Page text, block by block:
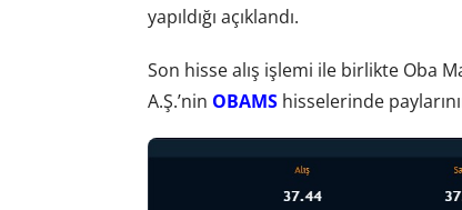
yapıldığı açıklandı.
Son hisse alış işlemi ile birlikte Oba
A.Ş.’nin OBAMShisselerinde